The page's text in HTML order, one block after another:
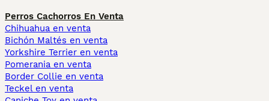
Perros Cachorros En Venta
Chihuahua en venta
Bichón Maltés en venta
Yorkshire Terrier en venta
Pomerania en venta
Border Collie en venta
Teckel en venta